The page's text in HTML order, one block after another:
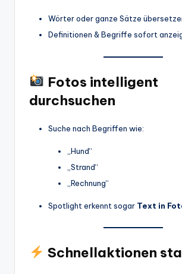
Wörter oder ganze Sätze
Definitionen & Begriffe sofort
Fotos intelligent
durchsuchen
Suche nach Begriffen wie:
„Hund“
„Strand“
„Rechnung“
Spotlight erkennt sogar Text in
Schnellaktionen